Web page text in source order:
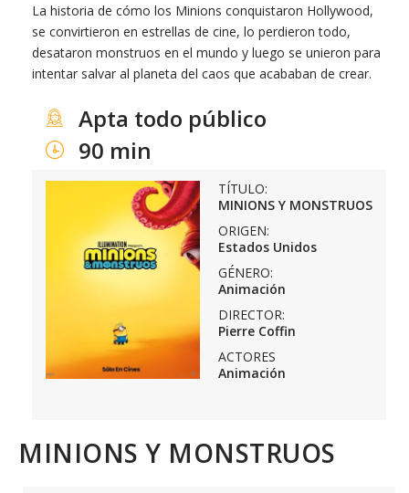
La historia de cómo los Minions conquistaron Hollywood,
se convirtieron en estrellas de cine, lo perdieron todo,
desataron monstruos en el mundo y luego se unieron para
intentar salvar al planeta del caos que acababan de crear.
Apta todo público
90 min
TÍTULO:
MINIONS Y MONSTRUOS
ORIGEN:
Estados Unidos
GÉNERO:
Animación
DIRECTOR:
Pierre Coffin
ACTORES
Animación
MINIONS Y MONSTRUOS